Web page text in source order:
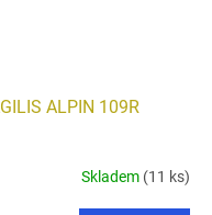
ALPIN 109R
Skladem (11 ks)